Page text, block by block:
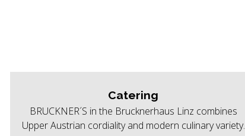
Catering
BRUCKNER´S in the Brucknerhaus Linz combines
Upper Austrian cordiality and modern culinary variety.